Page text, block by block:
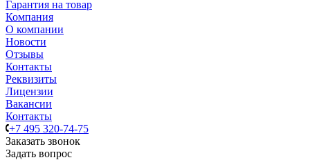
Гарантия на товар
Компания
О компании
Новости
Отзывы
Контакты
Реквизиты
Лицензии
Вакансии
Контакты
+7 495 320-74-75
Заказать звонок
Задать вопрос